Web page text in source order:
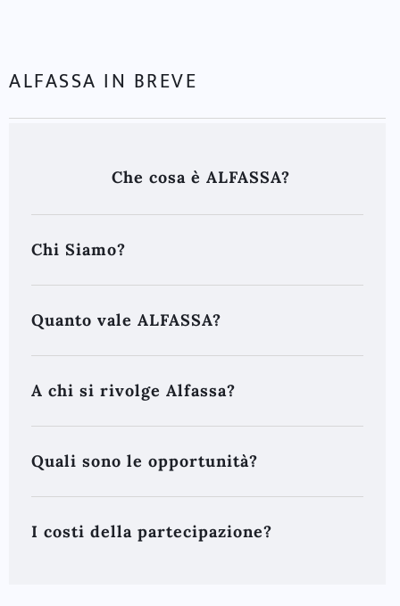
ALFASSA IN BREVE
Che cosa è ALFASSA?
Chi Siamo?
Quanto vale ALFASSA?
A chi si rivolge Alfassa?
Quali sono le opportunità?
I costi della partecipazione?